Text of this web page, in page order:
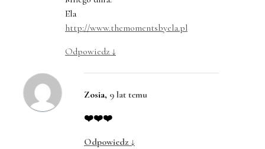
Ela
http://www.themomentsbyela.pl
Odpowiedz ↓
Zosia, 9 lat temu
❤️❤️❤️
Odpowiedz ↓